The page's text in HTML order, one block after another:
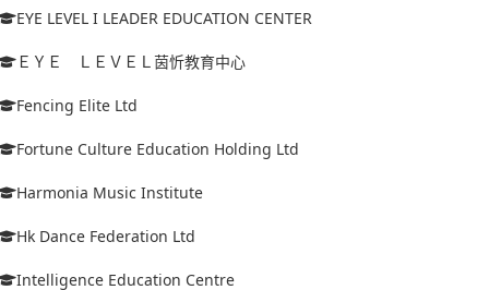
EYE LEVEL I LEADER EDUCATION CENTER
ＥＹＥ ＬＥＶＥＬ茵忻教育中心
Fencing Elite Ltd
Fortune Culture Education Holding Ltd
Harmonia Music Institute
Hk Dance Federation Ltd
Intelligence Education Centre